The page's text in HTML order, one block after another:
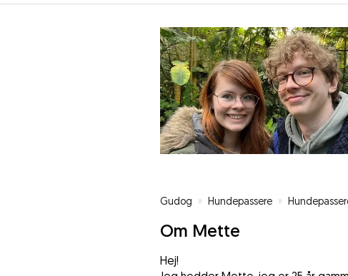
Gudog » Hundepassere »
Om Mette
Hej!